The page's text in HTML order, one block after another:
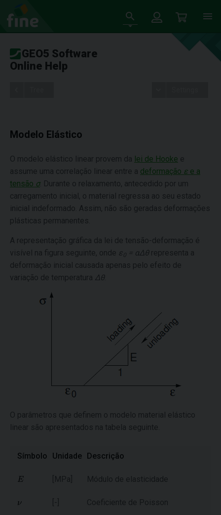
GEO5 Software
Online Help
Modelo Elástico
O modelo elástico linear provem da lei de Hooke e
assume uma correlação linear entre a deformação ε e a
tensão σ. Durante o relaxamento, antecedido por um
carregamento inicial, o material regressa ao seu estado
inicial indeformado. Assim, não são geradas deformações
plásticas permanentes.
A representação gráfica da lei de tensão-deformação é
visível na figura seguinte, onde ε 0 = αΔθrepresenta a
deformação inicial causada apenas pelo efeito de
variação de temperatura Δθ.
O parâmetros que definem o modelo material elástico
linear são apresentados na tabela seguinte.
Símbolo Unidade Descrição
[MPa] Módulo de elasticidade
[-] Coeficiente de Poisson